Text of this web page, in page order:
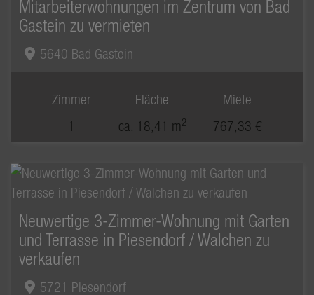
Mitarbeiterwohnungen im Zentrum von Bad
Gastein zu vermieten
5640 Bad Gastein
Zimmer
1
Fläche
ca. 18,41 m2
Miete
767,33 €
Neuwertige 3-Zimmer-Wohnung mit Garten
und Terrasse in Piesendorf / Walchen zu
verkaufen
5721 Piesendorf